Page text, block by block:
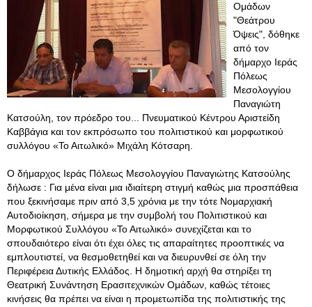
Ομάδων
"Θεάτρου
Όψεις", δόθηκε
από τον
δήμαρχο Ιεράς
Πόλεως
Μεσολογγίου
Παναγιώτη
Κατσούλη, τον πρόεδρο του... Πνευματικού Κέντρου Αριστείδη
Καββάγια και τον εκπρόσωπο του πολιτιστικού και μορφωτικού
συλλόγου «Το Αιτωλικό» Μιχάλη Κότσαρη.
Ο δήμαρχος Ιεράς Πόλεως Μεσολογγίου Παναγιώτης Κατσούλης
δήλωσε : Για μένα είναι μια ιδιαίτερη στιγμή καθώς μια προσπάθεια
που ξεκινήσαμε πριν από 3,5 χρόνια με την τότε Νομαρχιακή
Αυτοδιοίκηση, σήμερα με την συμβολή του Πολιτιστικού και
Μορφωτικού Συλλόγου «Το Αιτωλικό» συνεχίζεται και το
σπουδαιότερο είναι ότι έχει όλες τις απαραίτητες προοπτικές να
εμπλουτιστεί, να θεσμοθετηθεί και να διευρυνθεί σε όλη την
Περιφέρεια Δυτικής Ελλάδος. Η δημοτική αρχή θα στηρίξει τη
Θεατρική Συνάντηση Ερασιτεχνικών Ομάδων, καθώς τέτοιες
κινήσεις θα πρέπει να είναι η προμετωπίδα της πολιτιστικής της